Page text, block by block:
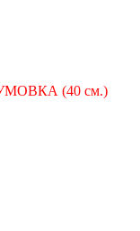
(40 см.)